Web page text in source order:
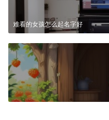
难看的女孩怎么起名字好